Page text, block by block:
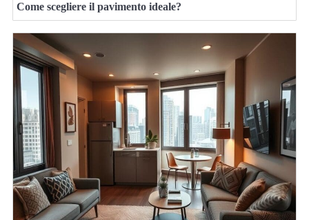
Come scegliere il pavimento ideale?